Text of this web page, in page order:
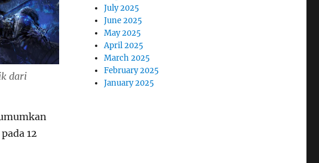
dari
12
July 2025
June 2025
May 2025
April 2025
March 2025
February 2025
January 2025